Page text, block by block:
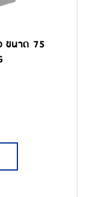
ขนาด 75